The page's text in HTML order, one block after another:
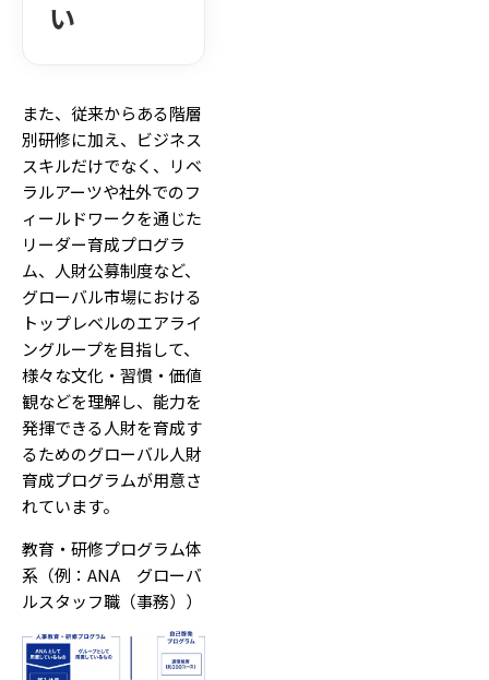
い
また、従来からある階層
別研修に加え、ビジネス
スキルだけでなく、リベ
ラルアーツや社外でのフ
ィールドワークを通じた
リーダー育成プログラ
ム、人財公募制度など、
グローバル市場における
トップレベルのエアライ
ングループを目指して、
様々な文化・習慣・価値
観などを理解し、能力を
発揮できる人財を育成す
るためのグローバル人財
育成プログラムが用意さ
れています。
教育・研修プログラム体
系（例：ANA グローバ
ルスタッフ職（事務））